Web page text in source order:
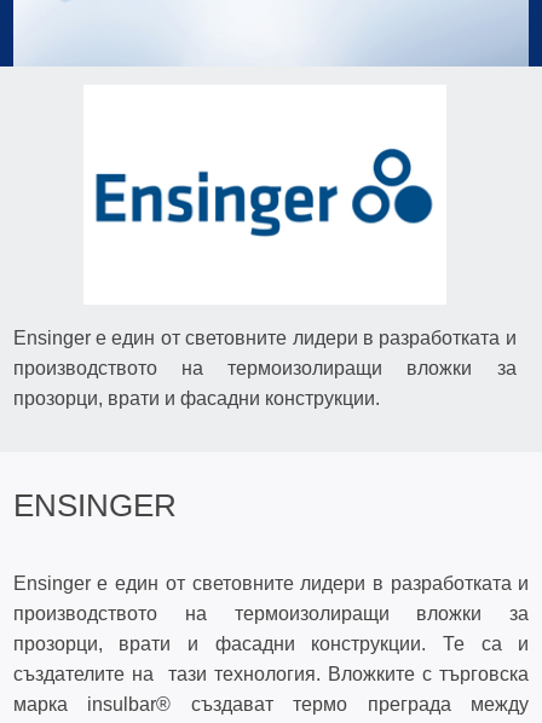
Ensinger е един от световните лидери в разработката и
производството на термоизолиращи вложки за
прозорци, врати и фасадни конструкции.
ENSINGER
Ensinger е един от световните лидери в разработката и
производството на термоизолиращи вложки за
прозорци, врати и фасадни конструкции. Те са и
създателите на тази технология. Вложките с търговска
марка insulbar® създават термо преграда между